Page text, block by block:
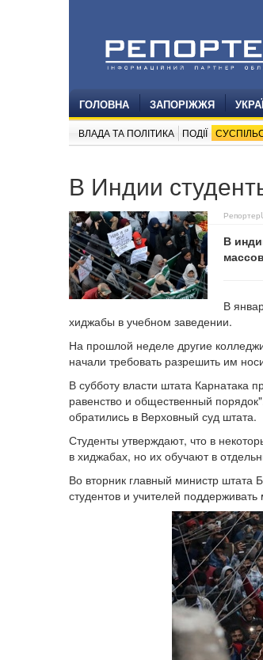
ГОЛОВНА ЗАПОРІЖЖЯ
ВЛАДА ТА ПОЛІТИКА ПОДІЇ
В Индии
В
В
хиджабы в учебном заведении.
На прошлой неделе другие
начали требовать разрешить им
В субботу власти штата
равенство и общественный
обратились в Верховный суд штата.
Студенты утверждают, что в
в хиджабах, но их обучают в
Во вторник главный министр
студентов и учителей